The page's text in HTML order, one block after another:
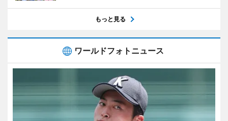
もっと見る
ワールドフォトニュース